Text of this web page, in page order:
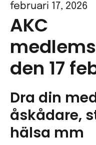
februari 17, 2026
AKC
den 17
Dra din
åskådare,
hälsa mm